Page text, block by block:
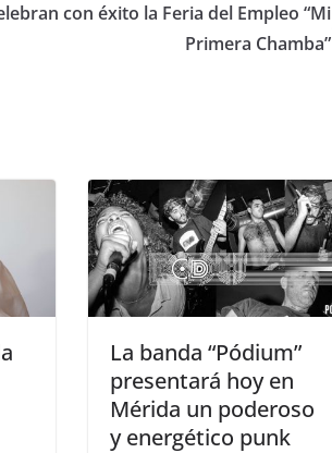
con éxito la Feria del Empleo “Mi
Primera Chamba”
La banda “Pódium”
presentará hoy en
Mérida un poderoso
y energético punk